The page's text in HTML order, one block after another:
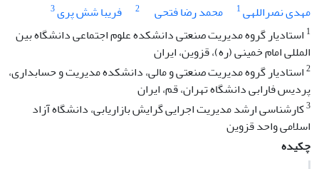
مهدی نصراللهی1 محمد رضا فتحی 2 فریبا شش پری3
1 استادیار گروه مدیریت صنعتی دانشکده علوم اجتماعی دانشگاه بین
المللی امام خمینی (ره)، قزوین، ایران
2استادیار گروه مدیریت صنعتی و مالی، دانشکده مدیریت و حسابداری،
پردیس فارابی دانشگاه تهران، قم، ایران
3کارشناسی ارشد مدیریت اجرایی گرایش بازاریابی، دانشگاه آزاد
اسلامی واحد قزوین
چکیده